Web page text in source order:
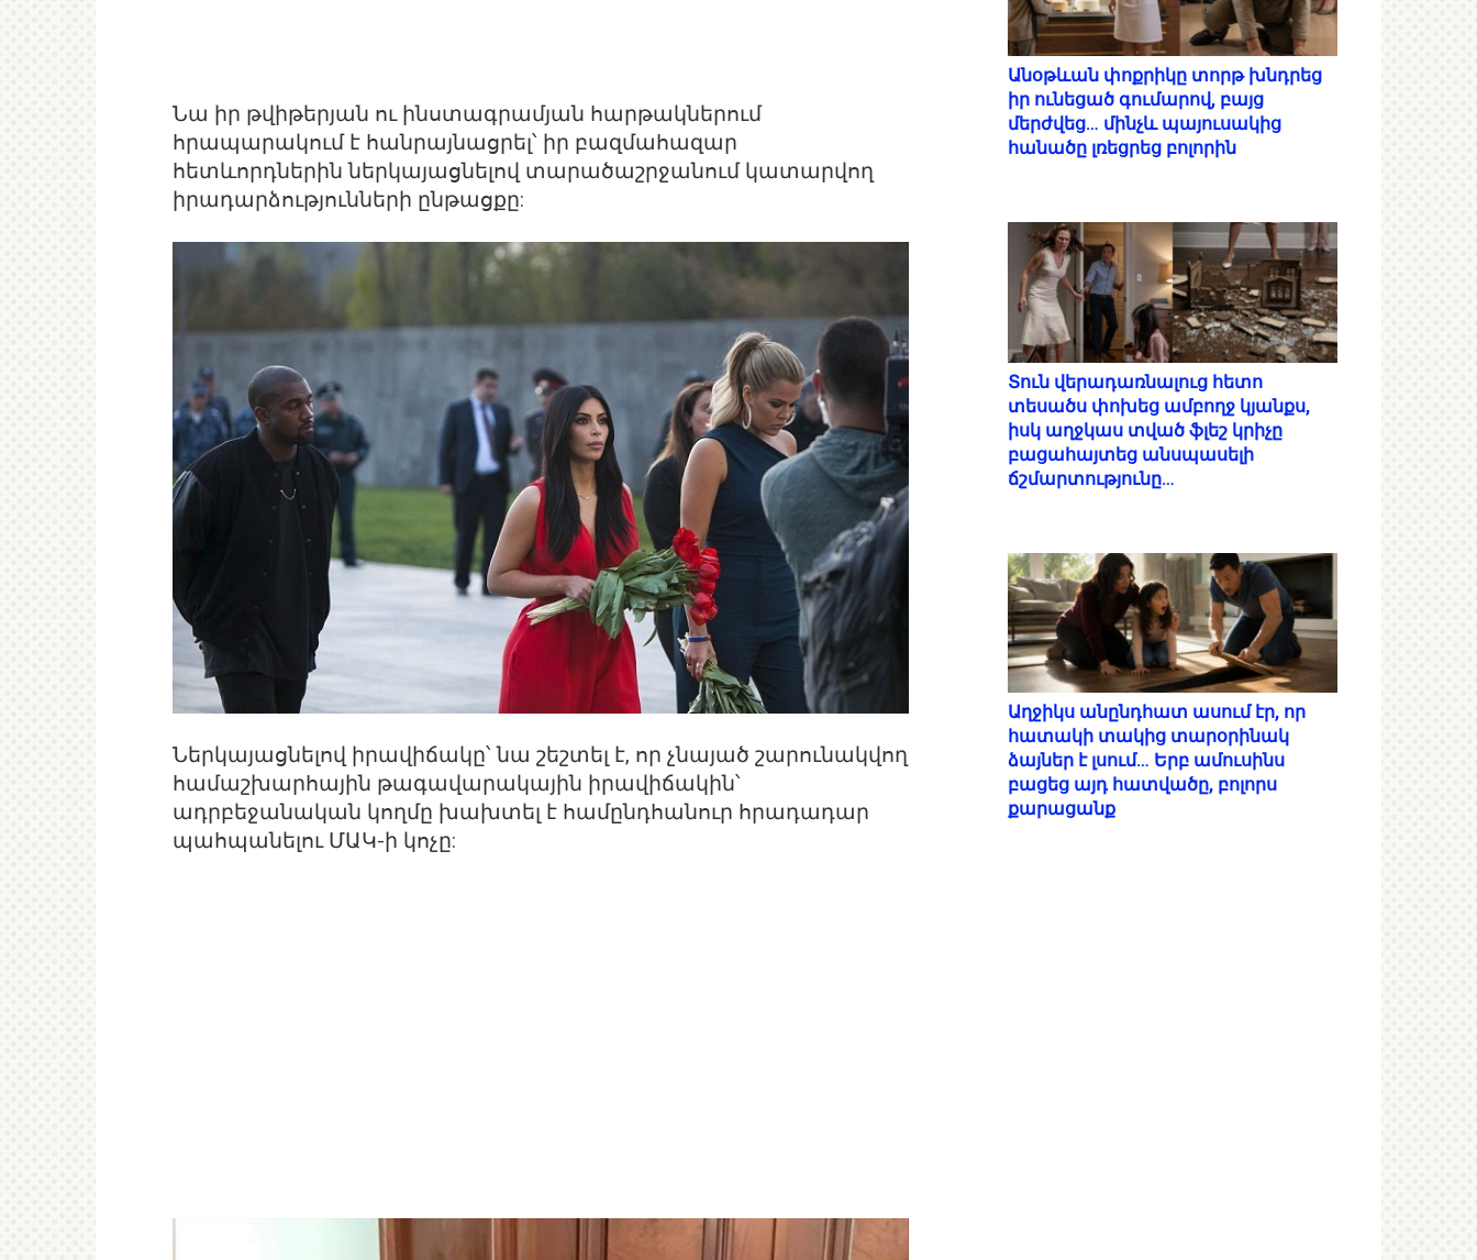
Նա իր թվիթերյան ու ինստագրամյան հարթակներում
հրապարակում է հանրայնացրել՝ իր բազմահազար
հետևորդներին ներկայացնելով տարածաշրջանում կատարվող
իրադարձությունների ընթացքը:
Ներկայացնելով իրավիճակը՝ նա շեշտել է, որ չնայած շարունակվող
համաշխարհային թագավարակային իրավիճակին՝
ադրբեջանական կողմը խախտել է համընդհանուր հրադադար
պահպանելու ՄԱԿ-ի կոչը:
Անօթևան փոքրիկը տորթ խնդրեց
իր ունեցած գումարով, բայց
մերժվեց… մինչև պայուսակից
հանածը լռեցրեց բոլորին
Տուն վերադառնալուց հետո
տեսածս փոխեց ամբողջ կյանքս,
իսկ աղջկաս տված ֆլեշ կրիչը
բացահայտեց անսպասելի
ճշմարտությունը…
Աղջիկս անընդհատ ասում էր, որ
հատակի տակից տարօրինակ
ձայներ է լսում… Երբ ամուսինս
բացեց այդ հատվածը, բոլորս
քարացանք